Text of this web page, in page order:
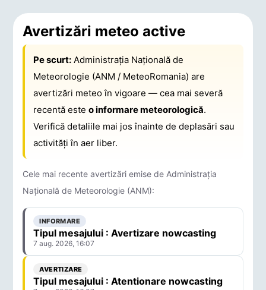
Avertizări meteo active
Pe scurt: Administrația Națională de
Meteorologie (ANM / MeteoRomania) are
avertizări meteo în vigoare — cea mai severă
recentă esteo informare meteorologică.
Verifică detaliile mai jos înainte de deplasări sau
activități în aer liber.
Cele mai recente avertizări emise de Administrația
Națională de Meteorologie (ANM):
INFORMARE
Tipul mesajului : Avertizare nowcasting
7 aug. 2026, 16:07
AVERTIZARE
Tipul mesajului : Atentionare nowcasting